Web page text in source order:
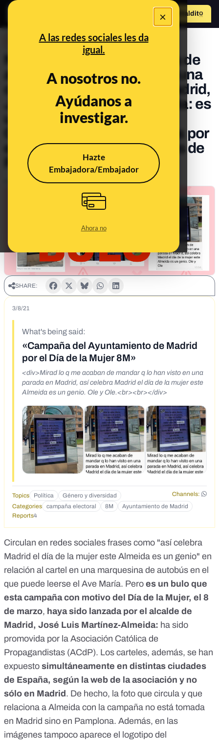
×
A las redes sociales les da
igual.
A nosotros no.
Ayúdanos a
investigar.
Hazte
Embajadora/Embajador
Ahora no
Hazte Maldito
No, este cartel en la parada de
autobús sobre el 8M no es una
campaña del alcalde de Madrid,
José Luis Martínez-Almeida: es
un cartel de la Asociación
Católica de Propagandistas por
el Día de la Mujer y la foto es de
Pamplona
Publicado elMar 8, 2021, 4:19:40 PM
SHARE:
3/8/21
What's being said:
«Campaña del Ayuntamiento de Madrid
por el Día de la Mujer 8M»
<div>Mirad lo q me acaban de mandar q lo han visto en una
parada en Madrid, así celebra Madrid el día de la mujer este
Almeida es un genio. Ole y Ole.<br><br></div>
Topics Política Género y diversidad
Channels:
Categories
campaña electoral 8M
Ayuntamiento de Madrid
Reports4
Circulan en redes sociales frases como "así celebra
Madrid el día de la mujer este Almeida es un genio" en
relación al cartel en una marquesina de autobús en el
que puede leerse el Ave María. Pero es un bulo que
esta campaña con motivo del Día de la Mujer, el 8
de marzo, haya sido lanzada por el alcalde de
Madrid, José Luis Martínez-Almeida: ha sido
promovida por la Asociación Católica de
Propagandistas (ACdP). Los carteles, además, se han
expuesto simultáneamente en distintas ciudades
de España, según la web de la asociación y no
sólo en Madrid . De hecho, la foto que circula y que
relaciona a Almeida con la campaña no está tomada
en Madrid sino en Pamplona. Además, en las
imágenes tampoco aparece el logotipo del